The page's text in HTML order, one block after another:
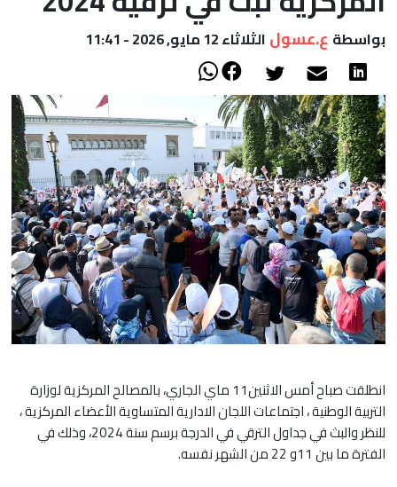
بواسطة ع.عسول الثلاثاء 12 مايو, 2026 - 11:41
انطلقت صباح أمس الاثنين11 ماي الجاري، بالمصالح المركزية لوزارة
التربية الوطنية ، اجتماعات اللجان الادارية المتساوية الأعضاء المركزية ،
للنظر والبث في جداول الترقي في الدرجة برسم سنة 2024، وذلك في
الفترة ما بين 11و 22 من الشهر نفسه.